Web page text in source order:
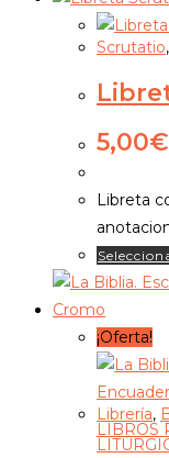
Scrutatio,
5,00€
Libreta
¡Oferta!
Librería,
LIBROS